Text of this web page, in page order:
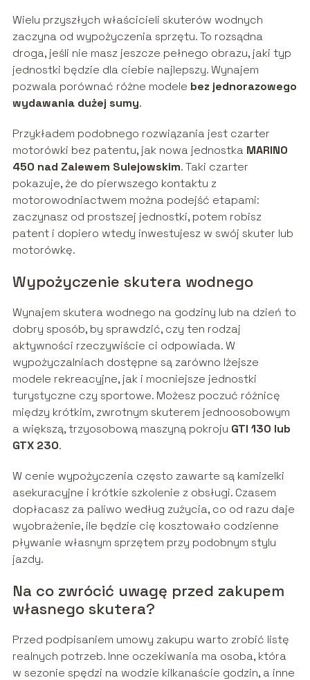
Wielu przyszłych właścicieli skuterów wodnych
zaczyna od wypożyczenia sprzętu. To rozsądna
droga, jeśli nie masz jeszcze pełnego obrazu, jaki typ
jednostki będzie dla ciebie najlepszy. Wynajem
pozwala porównać różne modele bez jednorazowego
wydawania dużej sumy.
Przykładem podobnego rozwiązania jest czarter
motorówki bez patentu, jak nowa jednostka MARINO
450 nad Zalewem Sulejowskim. Taki czarter
pokazuje, że do pierwszego kontaktu z
motorowodniactwem można podejść etapami:
zaczynasz od prostszej jednostki, potem robisz
patent i dopiero wtedy inwestujesz w swój skuter lub
motorówkę.
Wypożyczenie skutera wodnego
Wynajem skutera wodnego na godziny lub na dzień to
dobry sposób, by sprawdzić, czy ten rodzaj
aktywności rzeczywiście ci odpowiada. W
wypożyczalniach dostępne są zarówno lżejsze
modele rekreacyjne, jak i mocniejsze jednostki
turystyczne czy sportowe. Możesz poczuć różnicę
między krótkim, zwrotnym skuterem jednoosobowym
a większą, trzyosobową maszyną pokroju GTI 130 lub
GTX 230.
W cenie wypożyczenia często zawarte są kamizelki
asekuracyjne i krótkie szkolenie z obsługi. Czasem
dopłacasz za paliwo według zużycia, co od razu daje
wyobrażenie, ile będzie cię kosztowało codzienne
pływanie własnym sprzętem przy podobnym stylu
jazdy.
Na co zwrócić uwagę przed zakupem
własnego skutera?
Przed podpisaniem umowy zakupu warto zrobić listę
realnych potrzeb. Inne oczekiwania ma osoba, która
w sezonie spędzi na wodzie kilkanaście godzin, a inne